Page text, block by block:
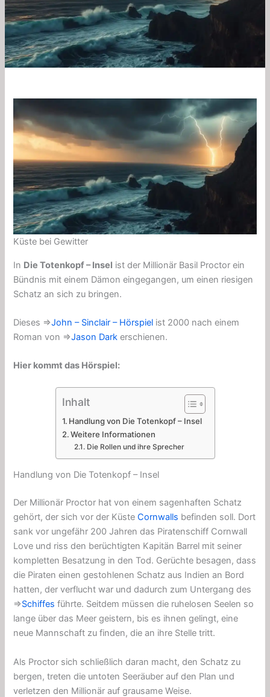
Küste bei Gewitter
In Die Totenkopf – Insel ist der Millionär Basil Proctor ein
Bündnis mit einem Dämon eingegangen, um einen riesigen
Schatz an sich zu bringen.
Dieses ⇒John – Sinclair – Hörspiel ist 2000 nach einem
Roman von ⇒Jason Dark erschienen.
Hier kommt das Hörspiel:
Inhalt
Handlung von Die Totenkopf – Insel
Weitere Informationen
Die Rollen und ihre Sprecher
Handlung von Die Totenkopf – Insel
Der Millionär Proctor hat von einem sagenhaften Schatz
gehört, der sich vor der KüsteCornwalls befinden soll. Dort
sank vor ungefähr 200 Jahren das Piratenschiff Cornwall
Love und riss den berüchtigten Kapitän Barrel mit seiner
kompletten Besatzung in den Tod. Gerüchte besagen, dass
die Piraten einen gestohlenen Schatz aus Indien an Bord
hatten, der verflucht war und dadurch zum Untergang des
⇒Schiffes führte. Seitdem müssen die ruhelosen Seelen so
lange über das Meer geistern, bis es ihnen gelingt, eine
neue Mannschaft zu finden, die an ihre Stelle tritt.
Als Proctor sich schließlich daran macht, den Schatz zu
bergen, treten die untoten Seeräuber auf den Plan und
verletzen den Millionär auf grausame Weise.